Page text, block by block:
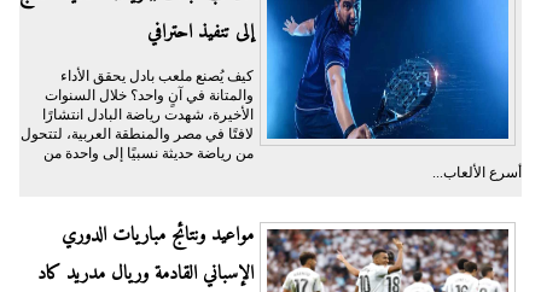
إلى تنفيذ احترافي
كيف يُصنع ملعب بادل يحقق الأداء
والمتانة في آنٍ واحد؟ خلال السنوات
الأخيرة، شهدت رياضة البادل انتشارًا
لافتًا في مصر والمنطقة العربية، لتتحول
من رياضة حديثة نسبيًا إلى واحدة من
أسرع الألعاب...
مواعيد ونتائج مباريات الدوري
الإسباني القادمة وريال مدريد كاد